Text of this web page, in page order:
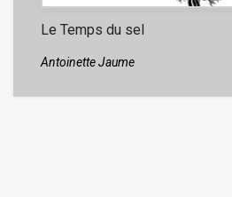
Le Temps du sel
Antoinette Jaume